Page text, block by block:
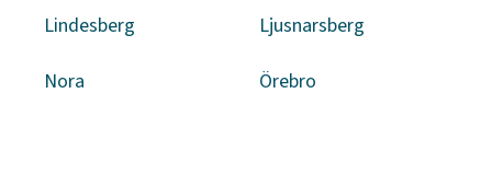
Lindesberg Ljusnarsberg
Nora Örebro